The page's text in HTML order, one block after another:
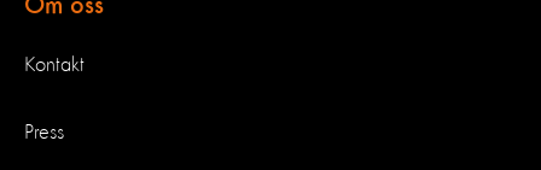
Om oss
Kontakt
Press